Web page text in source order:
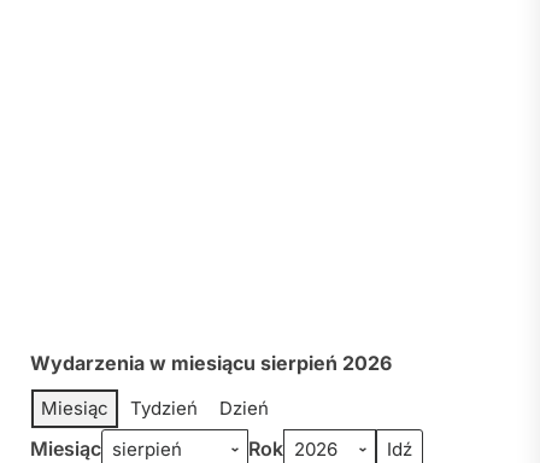
Wydarzenia w miesiącu sierpień 2026
Miesiąc Tydzień Dzień
Miesiąc Rok